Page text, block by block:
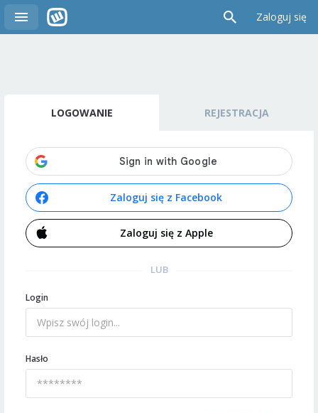
Zaloguj się
LOGOWANIE REJESTRACJA
Zaloguj się z Facebook
Zaloguj się z Apple
LUB
Login
Hasło